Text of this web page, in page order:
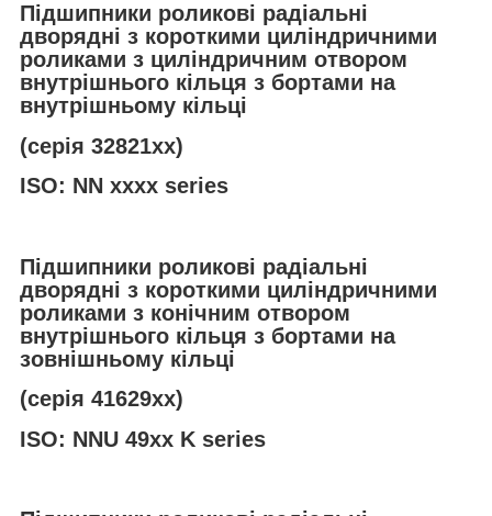
Підшипники роликові радіальні
дворядні з короткими циліндричними
роликами з циліндричним отвором
внутрішнього кільця з бортами на
внутрішньому кільці
(серія 32821хх)
ISO: NN xxxx series
Підшипники роликові радіальні
дворядні з короткими циліндричними
роликами з конічним отвором
внутрішнього кільця з бортами на
зовнішньому кільці
(серія 41629хх)
ISO: NNU 49xx K series